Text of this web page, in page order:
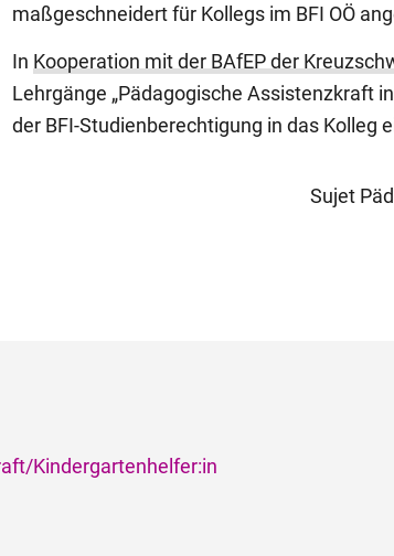
maßgeschneidert für Kollegs im BFI OÖ
In Kooperation mit der BAfEP der
Lehrgänge „Pädagogische Assistenzkraft
der BFI-Studienberechtigung in das Kolleg
Kindergartenhelfer:in